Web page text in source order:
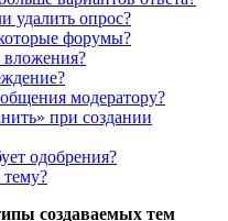
удалить опрос?
форумы?
вложения?
модератору?
при создании
одобрения?
создаваемых тем